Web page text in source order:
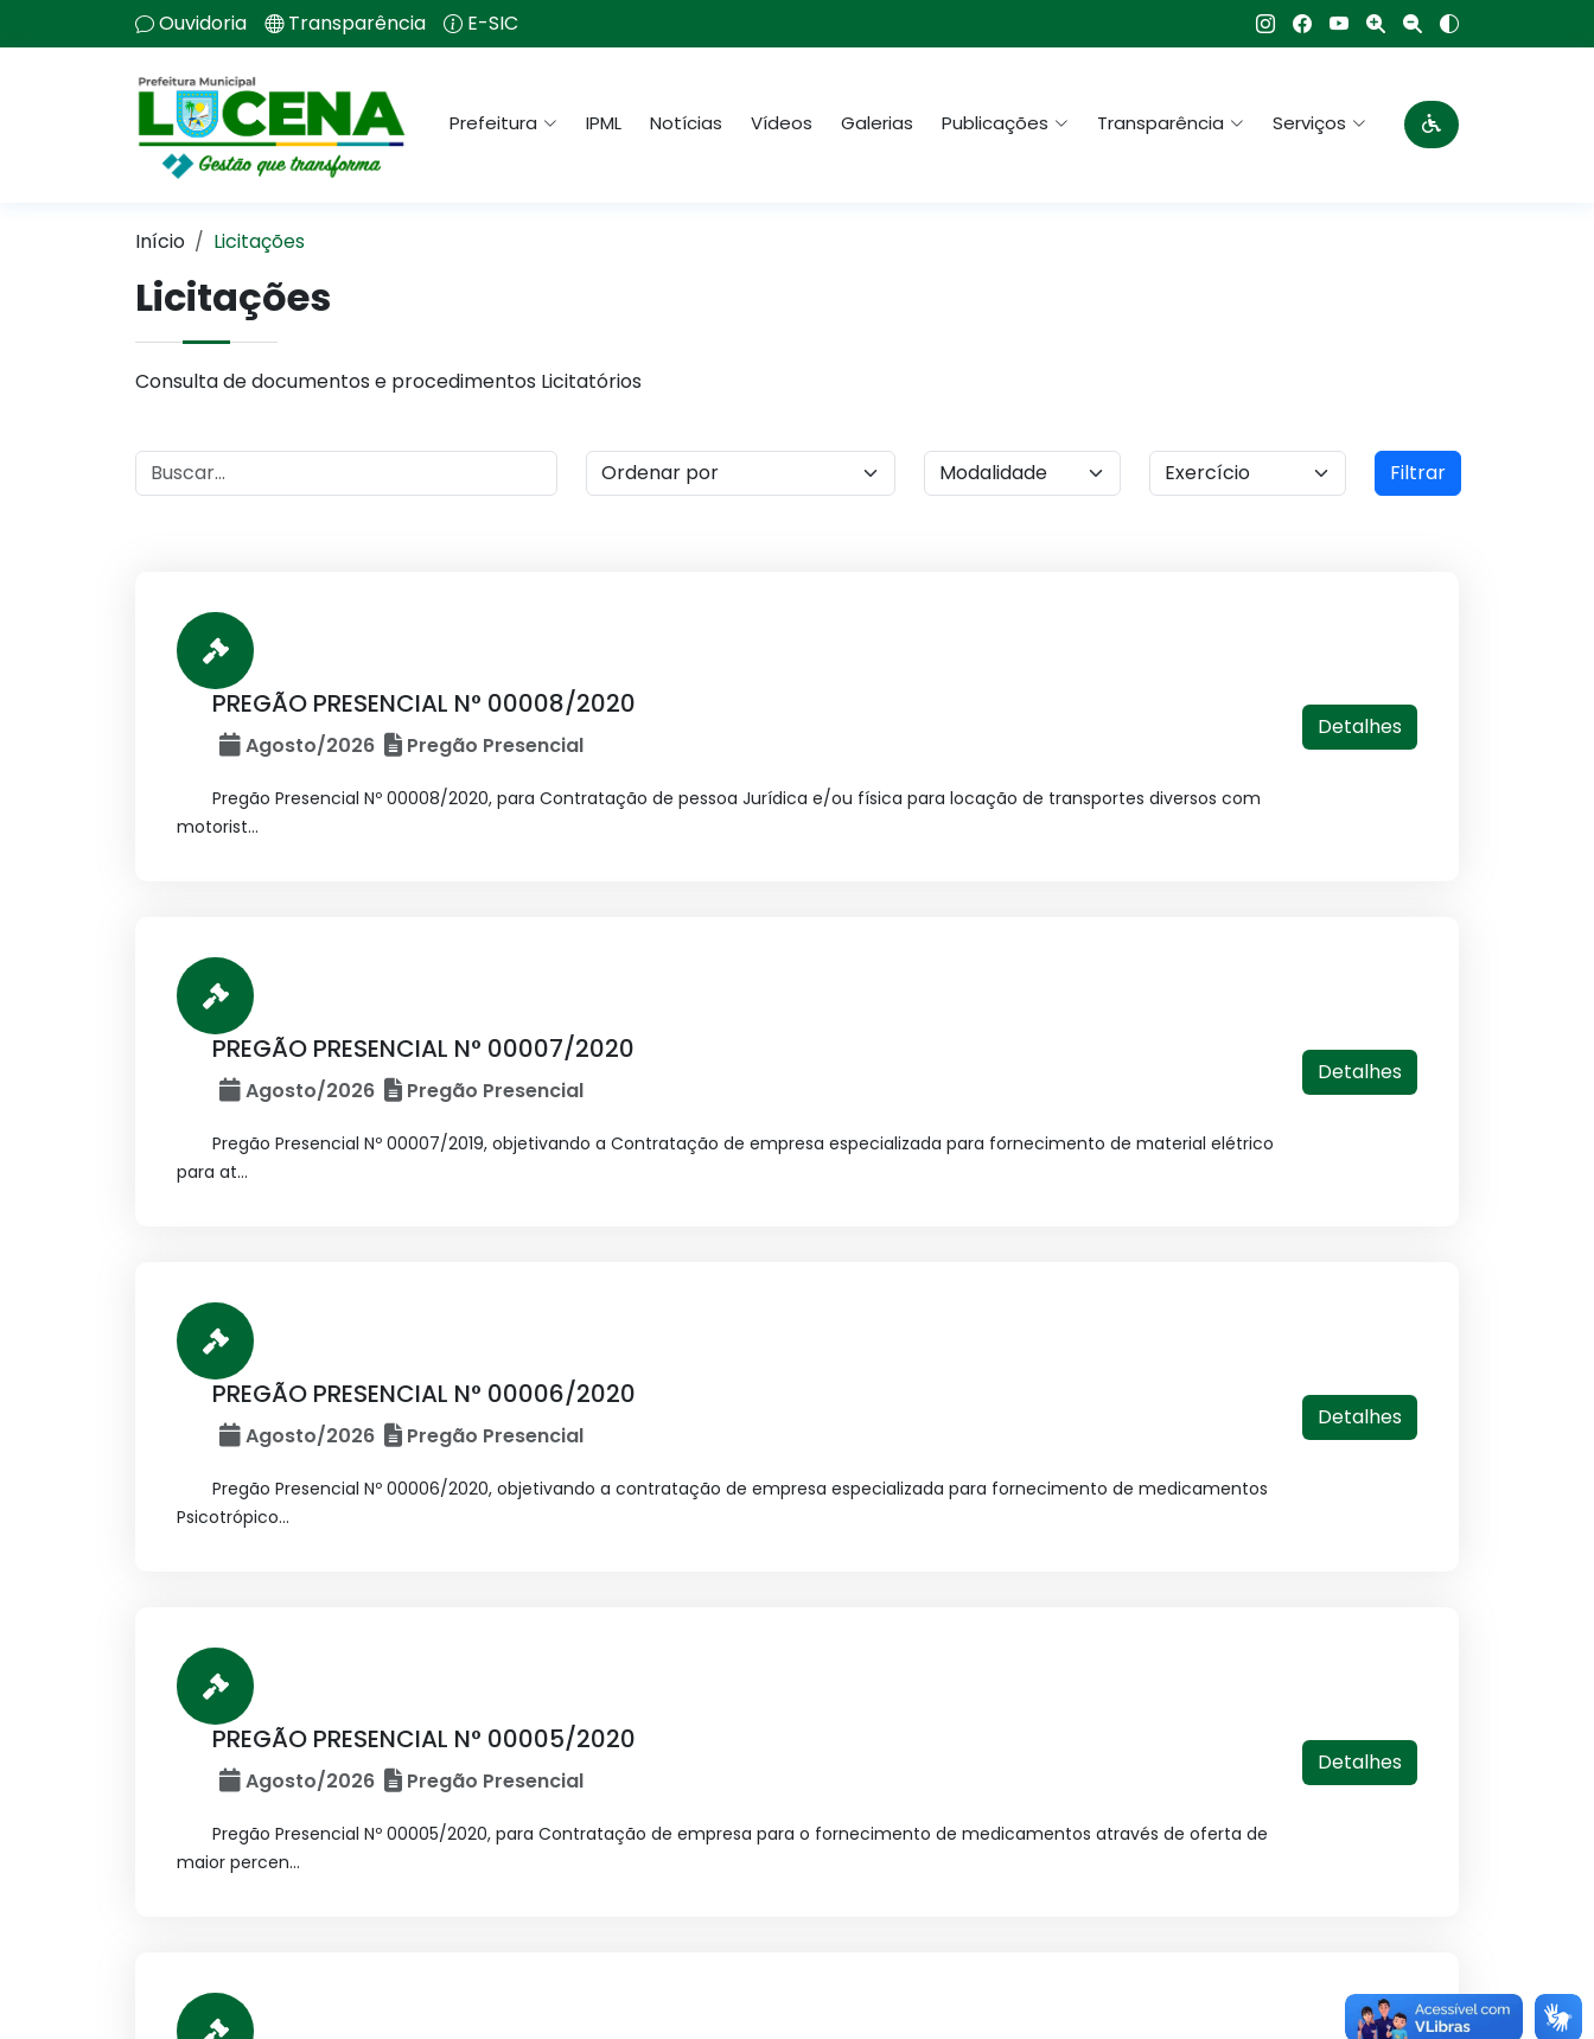
Ouvidoria Transparência E-SIC
Prefeitura IPML Notícias Vídeos Galerias Publicações Transparência Serviços
Início Licitações
Licitações
Consulta de documentos e procedimentos Licitatórios
Filtrar
PREGÃO PRESENCIAL N° 00008/2020
Agosto/2026 Pregão Presencial
Pregão Presencial Nº 00008/2020, para Contratação de pessoa Jurídica e/ou física para locação de transportes diversos com
motorist...
Detalhes
PREGÃO PRESENCIAL N° 00007/2020
Agosto/2026 Pregão Presencial
Pregão Presencial Nº 00007/2019, objetivando a Contratação de empresa especializada para fornecimento de material elétrico
para at...
Detalhes
PREGÃO PRESENCIAL N° 00006/2020
Agosto/2026 Pregão Presencial
Pregão Presencial Nº 00006/2020, objetivando a contratação de empresa especializada para fornecimento de medicamentos
Psicotrópico...
Detalhes
PREGÃO PRESENCIAL N° 00005/2020
Agosto/2026 Pregão Presencial
Pregão Presencial Nº 00005/2020, para Contratação de empresa para o fornecimento de medicamentos através de oferta de
maior percen...
Detalhes